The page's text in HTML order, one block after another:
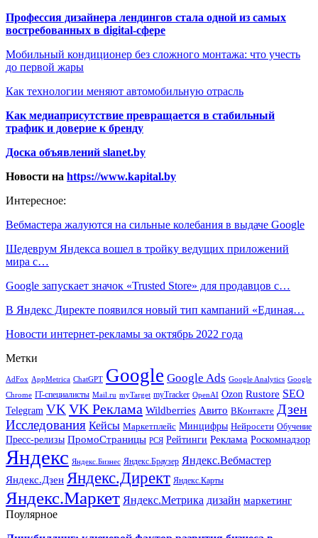
Профессия дизайнера лендингов стала одной из самых
востребованных в digital-сфере
Мобильный кондиционер без сложного монтажа: что учесть
до первой жары
Как технологии меняют автомобильную отрасль
Как медиаприсутствие превращается в стабильный
трафик и доверие к бренду
Доска объявлений slanet.by
Новости на https://www.kapital.by
Интересное:
Вебмастера жалуются на сильные колебания в выдаче Google
Шедеврум Яндекса вошел в тройку ведущих приложений
мира с…
Google запускает значок «Trusted Store» для продавцов с…
В Яндекс Директе появился новый тип кампаний «Единая…
Новости интернет-рекламы за октябрь 2022 года
Метки
AdFox AppMetrica ChatGPT Google Google Ads Google Analytics Google
Chrome IT-специалисты Mail.ru myTarget myTracker OpenAI Ozon Rustore SEO
Telegram VK VK Реклама Wildberries Авито ВКонтакте Дзен
Исследования Кейсы Маркетплейс Минцифры Нейросети Обучение
Пресс-релизы ПромоСтраницы РСЯ Рейтинги Реклама Роскомнадзор
Яндекс Яндекс.Бизнес Яндекс.Браузер Яндекс.Вебмастер
Яндекс.Дзен Яндекс.Директ Яндекс.Карты
Яндекс.Маркет Яндекс.Метрика дизайн маркетинг
Поулярное